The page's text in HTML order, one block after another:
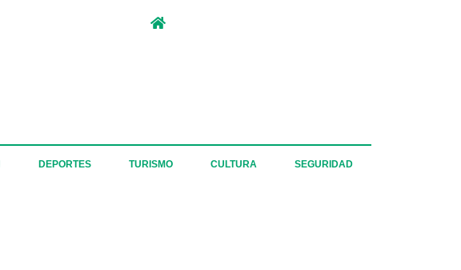
DEPORTES TURISMO CULTURA SEGURIDAD